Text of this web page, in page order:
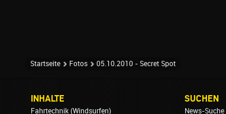
Startseite Fotos 05.10.2010 - Secret Spot
INHALTE
Fahrtechnik (Windsurfen)
SUCHEN
News-Suche